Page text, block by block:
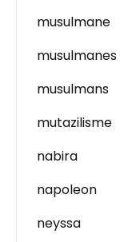
musulmane
musulmanes
musulmans
mutazilisme
nabira
napoleon
neyssa